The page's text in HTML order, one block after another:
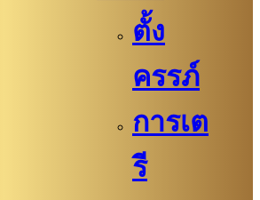
ตั้ง
ครรภ์
การเต
รี